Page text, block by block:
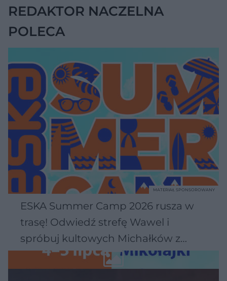
REDAKTOR NACZELNA
POLECA
ESKA Summer Camp 2026 rusza w
trasę! Odwiedź strefę Wawel i
spróbuj kultowych Michałków z
Wawelu
MATERIAŁ SPONSOROWANY